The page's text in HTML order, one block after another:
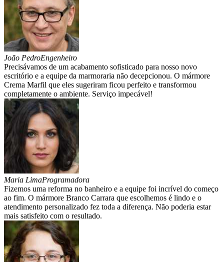
João PedroEngenheiro
Precisávamos de um acabamento sofisticado para nosso novo
escritório e a equipe da marmoraria não decepcionou. O mármore
Crema Marfil que eles sugeriram ficou perfeito e transformou
completamente o ambiente. Serviço impecável!
Maria LimaProgramadora
Fizemos uma reforma no banheiro e a equipe foi incrível do começo
ao fim. O mármore Branco Carrara que escolhemos é lindo e o
atendimento personalizado fez toda a diferença. Não poderia estar
mais satisfeito com o resultado.